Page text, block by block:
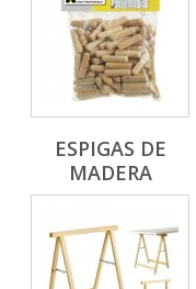
ESPIGAS DE
MADERA